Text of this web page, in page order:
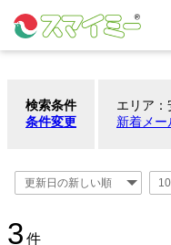
借りる
お気に入り
検索条件
条件変更
エリア
新着メー
3 件